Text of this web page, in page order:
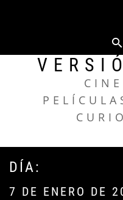
DÍA:
7 DE ENERO DE